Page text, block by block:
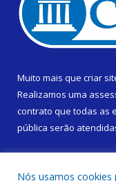
Muito mais que criar
Realizamos uma
contrato que todas as
pública serão
Nós usamos